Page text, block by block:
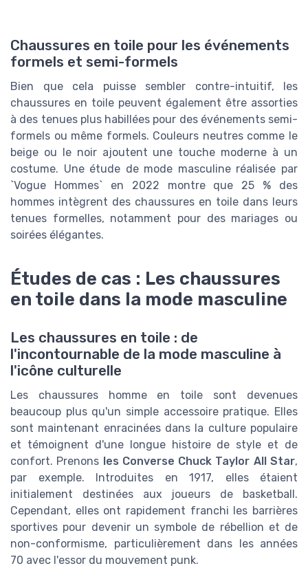
Chaussures en toile pour les événements
formels et semi-formels
Bien que cela puisse sembler contre-intuitif, les
chaussures en toile peuvent également être assorties
à des tenues plus habillées pour des événements semi-
formels ou même formels. Couleurs neutres comme le
beige ou le noir ajoutent une touche moderne à un
costume. Une étude de mode masculine réalisée par
`Vogue Hommes` en 2022 montre que 25 % des
hommes intègrent des chaussures en toile dans leurs
tenues formelles, notamment pour des mariages ou
soirées élégantes.
Études de cas : Les chaussures
en toile dans la mode masculine
Les chaussures en toile : de
l'incontournable de la mode masculine à
l'icône culturelle
Les chaussures homme en toile sont devenues
beaucoup plus qu'un simple accessoire pratique. Elles
sont maintenant enracinées dans la culture populaire
et témoignent d'une longue histoire de style et de
confort. Prenons les Converse Chuck Taylor All Star,
par exemple. Introduites en 1917, elles étaient
initialement destinées aux joueurs de basketball.
Cependant, elles ont rapidement franchi les barrières
sportives pour devenir un symbole de rébellion et de
non-conformisme, particulièrement dans les années
70 avec l'essor du mouvement punk.